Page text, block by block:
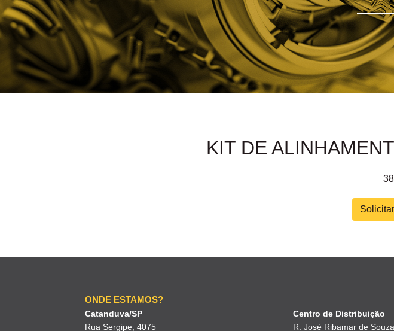
KIT DE
ONDE ESTAMOS?
Catanduva/SP
Rua Sergipe, 4075
Centro de Distribuição
R. José Ribamar de